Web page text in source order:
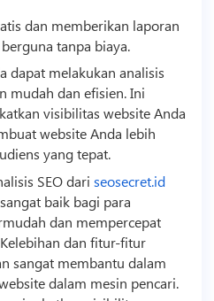
dan memberikan laporan
tanpa biaya.
dapat melakukan analisis
mudah dan efisien. Ini
visibilitas website Anda
website Anda lebih
yang tepat.
SEO dari seosecret.id
baik bagi para
dan mempercepat
dan fitur-fitur
sangat membantu dalam
dalam mesin pencari.